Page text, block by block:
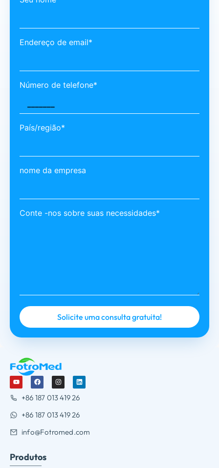
Endereço de email*
Número de telefone*
País/região*
nome da empresa
Conte -nos sobre suas necessidades*
+86 187 013 419 26
+86 187 013 419 26
info@Fotromed.com
Produtos